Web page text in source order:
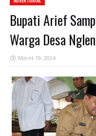
Bupati Arief
Warga Desa
Maret 19, 2024